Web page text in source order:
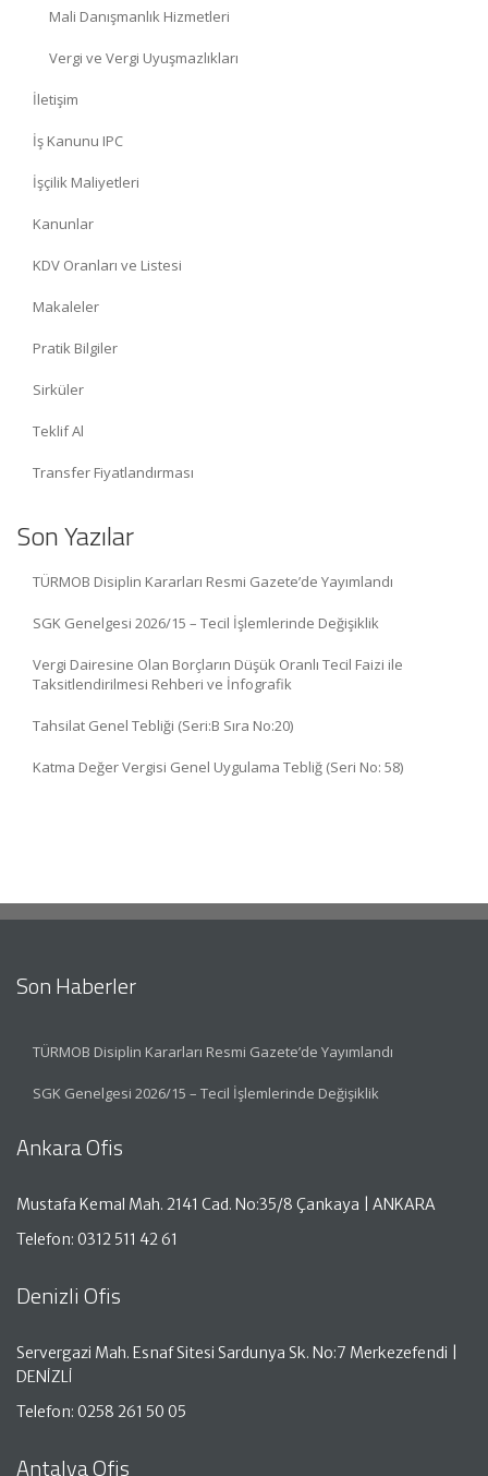
Mali Danışmanlık Hizmetleri
Vergi ve Vergi Uyuşmazlıkları
İletişim
İş Kanunu IPC
İşçilik Maliyetleri
Kanunlar
KDV Oranları ve Listesi
Makaleler
Pratik Bilgiler
Sirküler
Teklif Al
Transfer Fiyatlandırması
Son Yazılar
TÜRMOB Disiplin Kararları Resmi Gazete’de Yayımlandı
SGK Genelgesi 2026/15 – Tecil İşlemlerinde Değişiklik
Vergi Dairesine Olan Borçların Düşük Oranlı Tecil Faizi ile
Taksitlendirilmesi Rehberi ve İnfografik
Tahsilat Genel Tebliği (Seri:B Sıra No:20)
Katma Değer Vergisi Genel Uygulama Tebliğ (Seri No: 58)
Son Haberler
TÜRMOB Disiplin Kararları Resmi Gazete’de Yayımlandı
SGK Genelgesi 2026/15 – Tecil İşlemlerinde Değişiklik
Ankara Ofis
Mustafa Kemal Mah. 2141 Cad. No:35/8 Çankaya | ANKARA
Telefon: 0312 511 42 61
Denizli Ofis
Servergazi Mah. Esnaf Sitesi Sardunya Sk. No:7 Merkezefendi |
DENİZLİ
Telefon: 0258 261 50 05
Antalya Ofis